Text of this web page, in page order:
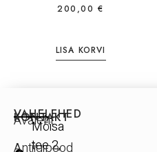
200,00€
LISA KORVI
KONTAKT
Mõisa
tee 2,
VAHELEHED
Avaleht